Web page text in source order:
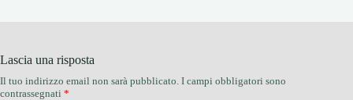
Lascia una risposta
Il tuo indirizzo email non sarà pubblicato. I campi obbligatori sono
contrassegnati *